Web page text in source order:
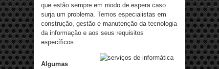
que estão sempre em modo de espera caso
surja um problema. Temos especialistas em
construção, gestão e manutenção da tecnologia
da informação e aos seus requisitos
específicos.
Algumas